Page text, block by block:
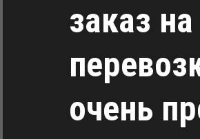
заказ на
очень